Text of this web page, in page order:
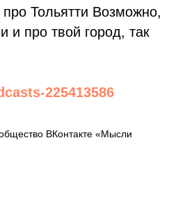
Тольятти Возможно,
и про твой город, так
225413586
ВКонтакте «Мысли